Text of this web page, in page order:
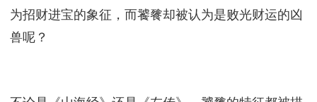
为招财进宝的象征，而饕餮却被认为是败光财运的凶
兽呢？